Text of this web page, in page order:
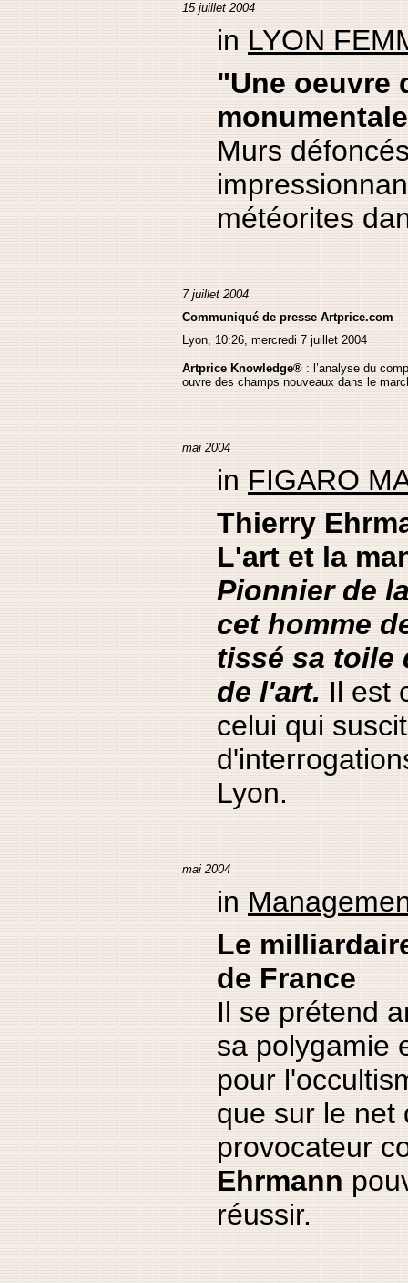
15 juillet 2004
in LYON
"Une oeuvre
Murs
météorites
7 juillet 2004
Communiqué de presse Artprice.com
Lyon, 10:26, mercredi 7 juillet 2004
Artprice Knowledge® : l’analyse du
ouvre des champs nouveaux dans le
mai 2004
in FIGARO
Thierry
L'art et la
Pionnier de
cet homme
tissé sa toile
de l'art. Il est
celui qui
Lyon.
mai 2004
in
Le
de France
Il se prétend
sa polygamie
pour
que sur le net
provocateur
Ehrmann
réussir.